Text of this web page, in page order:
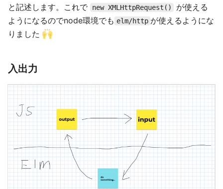
と記述します。これで new XMLHttpRequest()
が使える
ようになるのでnode環境でも elm/http が使えるようにな
りました
入出力